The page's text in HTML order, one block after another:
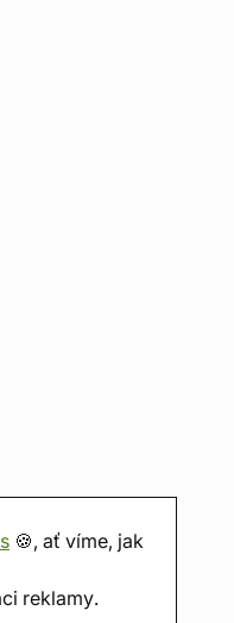
🍪, ať víme, jak
reklamy.